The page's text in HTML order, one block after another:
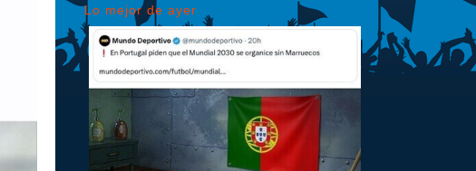
Lo mejor de ayer